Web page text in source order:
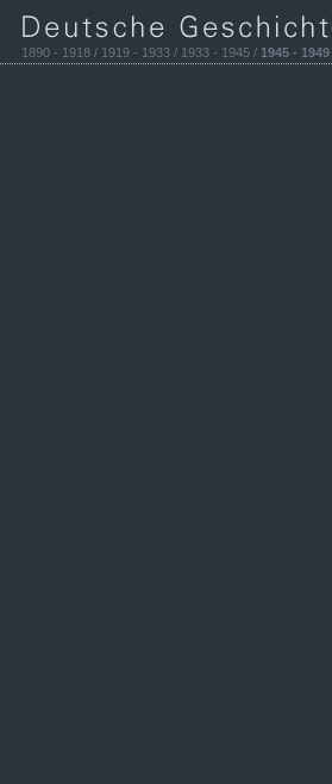
1890 - 1918 / 1919 - 1933 / 1933 - 1945 / 1945 - 1949